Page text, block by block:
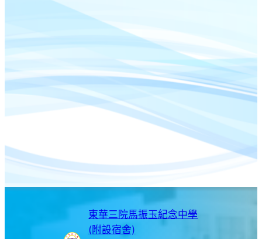
東華三院馬振玉紀念中學
(附設宿舍)